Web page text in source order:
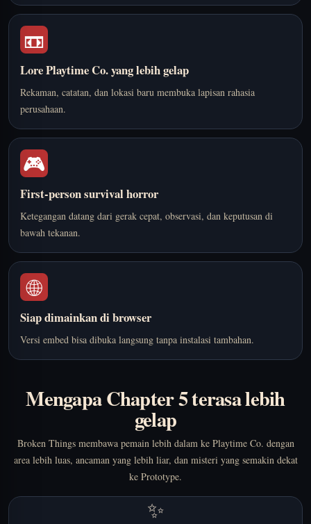
📼
Lore Playtime Co. yang lebih gelap
Rekaman, catatan, dan lokasi baru membuka lapisan rahasia
perusahaan.
🎮
First-person survival horror
Ketegangan datang dari gerak cepat, observasi, dan keputusan di
bawah tekanan.
🌐
Siap dimainkan di browser
Versi embed bisa dibuka langsung tanpa instalasi tambahan.
Mengapa Chapter 5 terasa lebih
gelap
Broken Things membawa pemain lebih dalam ke Playtime Co. dengan
area lebih luas, ancaman yang lebih liar, dan misteri yang semakin dekat
ke Prototype.
✨